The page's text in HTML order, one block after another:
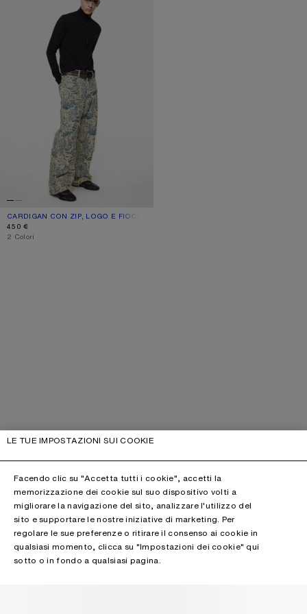
CARDIGAN CON ZIP, LOGO E FIOCCO
COLORE ATTUALE: NERO
PREZZO: 450 €.
450 €
,2 Colori
LE TUE IMPOSTAZIONI SUI COOKIE
Facendo clic su "Accetta tutti i cookie", accetti la
memorizzazione dei cookie sul suo dispositivo volti a
migliorare la navigazione del sito, analizzare l'utilizzo del
sito e supportare le nostre iniziative di marketing. Per
regolare le sue preferenze o ritirare il consenso ai cookie in
qualsiasi momento, clicca su "Impostazioni dei cookie" qui
sotto o in fondo a qualsiasi pagina.